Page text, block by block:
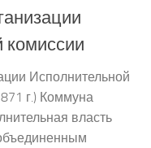
комиссии
Исполнительной
г.) Коммуна
власть